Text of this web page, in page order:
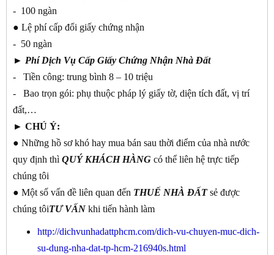
- 100 ngàn
● Lệ phí cấp đổi giấy chứng nhận
- 50 ngàn
► Phí Dịch Vụ Cấp Giấy Chứng Nhận Nhà Đất
- Tiền công: trung bình 8 – 10 triệu
- Bao trọn gói: phụ thuộc pháp lý giấy tờ, diện tích đất, vị trí
đất,…
► CHÚ Ý:
● Những hồ sơ khó hay mua bán sau thời điểm của nhà nước
quy định thì QUÝ KHÁCH HÀNG có thể liên hệ trực tiếp
chúng tôi
● Một số vấn đề liên quan đến THUẾ NHÀ ĐẤTsẻ được
chúng tôiTƯVẤN khi tiến hành làm
http://dichvunhadattphcm.com/dich-vu-chuyen-muc-dich-
su-dung-nha-dat-tp-hcm-216940s.html